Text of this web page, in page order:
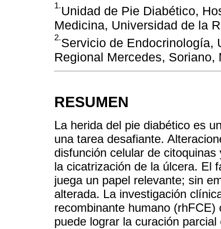
1.Unidad de Pie Diabético,
Medicina, Universidad de la
2.Servicio de Endocrinología,
Regional Mercedes, Soriano,
RESUMEN
La herida del pie diabético es
una tarea desafiante.
disfunción celular de
la cicatrización de la úlcera. El
juega un papel relevante; sin
alterada. La investigación
recombinante humano
puede lograr la curación